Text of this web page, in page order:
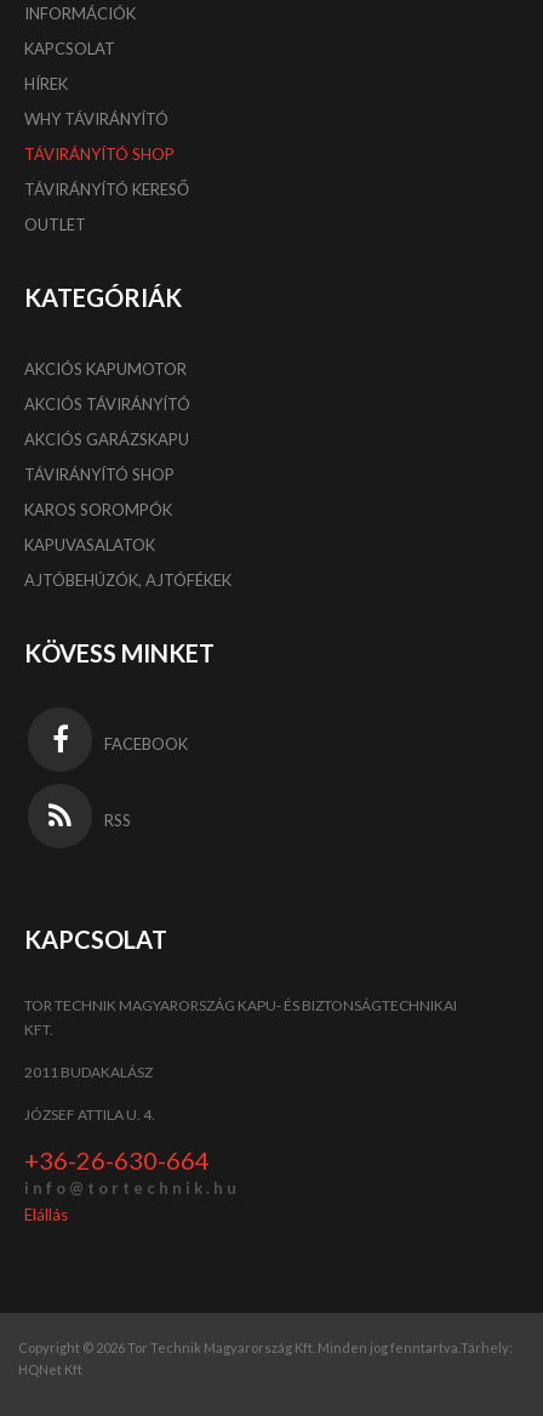
INFORMÁCIÓK
KAPCSOLAT
HÍREK
WHY TÁVIRÁNYÍTÓ
TÁVIRÁNYÍTÓ SHOP
TÁVIRÁNYÍTÓ KERESŐ
OUTLET
KATEGÓRIÁK
AKCIÓS KAPUMOTOR
AKCIÓS TÁVIRÁNYÍTÓ
AKCIÓS GARÁZSKAPU
TÁVIRÁNYÍTÓ SHOP
KAROS SOROMPÓK
KAPUVASALATOK
AJTÓBEHÚZÓK, AJTÓFÉKEK
KÖVESS MINKET
FACEBOOK
RSS
KAPCSOLAT
TOR TECHNIK MAGYARORSZÁG KAPU- ÉS BIZTONSÁGTECHNIKAI
KFT.
2011 BUDAKALÁSZ
JÓZSEF ATTILA U. 4.
+36-26-630-664
i n f o @ t o r t e c h n i k . h u
Elállás
Copyright © 2026 Tor Technik Magyarország Kft. Minden jog fenntartva. Tárhely:
HQNet Kft